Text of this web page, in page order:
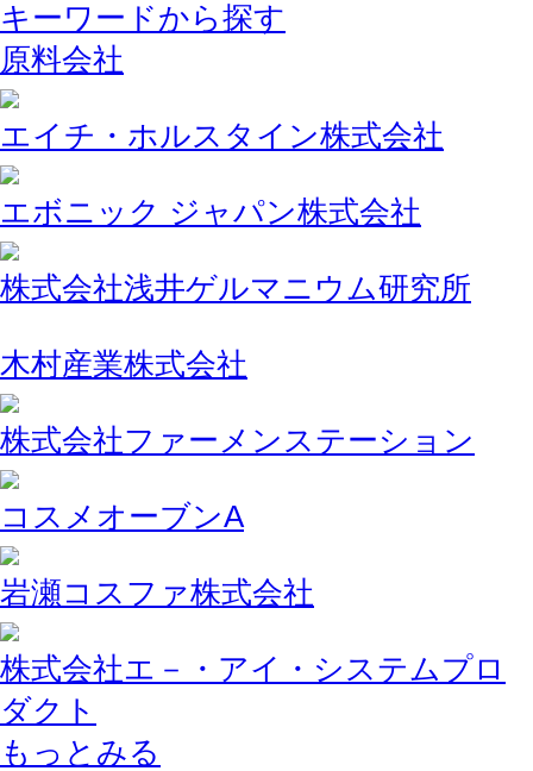
キーワードから探す
原料会社
エイチ・ホルスタイン株式会社
エボニック ジャパン株式会社
株式会社浅井ゲルマニウム研究所
木村産業株式会社
株式会社ファーメンステーション
コスメオーブンA
岩瀬コスファ株式会社
株式会社エ－・アイ・システムプロ
ダクト
もっとみる